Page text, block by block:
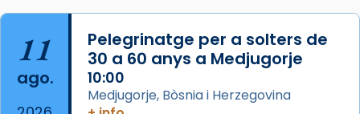
Foto
View on Facebook · Share
Arquebisbat de Barcelona
2 weeks ago
11
ago.
Pelegrinatge per a solters de
30 a 60 anys a Medjugorje
10:00
Medjugorje, Bòsnia i Herzegovina